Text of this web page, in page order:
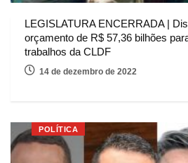
LEGISLATURA ENCERRADA |
orçamento de R$ 57,36 bilhões
trabalhos da CLDF
14 de dezembro de 2022
POLÍTICA